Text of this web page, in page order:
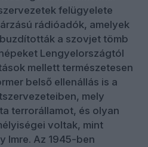
felügyelete
rádióadók, amelyek
a szovjet tömb
Lengyelországtól
mellett természetesen
belső ellenállás is a
mely
terrorállamot, és olyan
voltak, mint
Imre. Az 1945-ben